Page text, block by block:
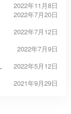
2022年11月8日
2022年7月20日
2022年7月12日
2022年7月9日
2022年5月12日
2021年9月29日